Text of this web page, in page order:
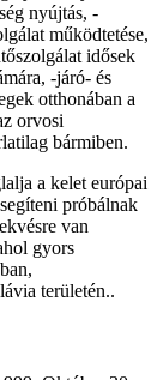
nyújtás, -
működtetése,
idősek
-járó- és
otthonában a
orvosi
bármiben.
a kelet európai
próbálnak
van
gyors
területén..